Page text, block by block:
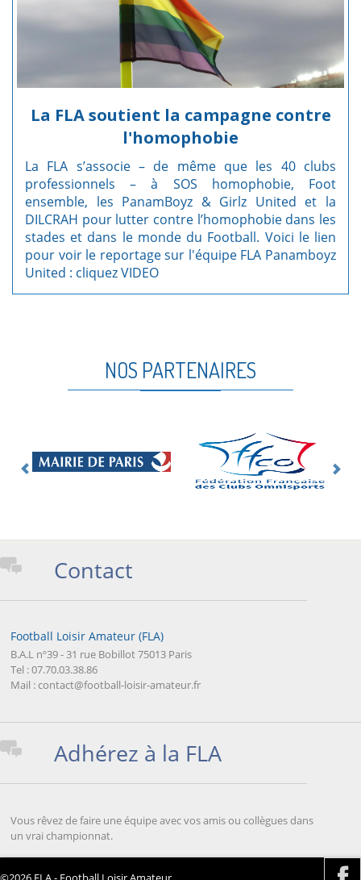
La FLA soutient la campagne contre
l'homophobie
La FLA s’associe – de même que les 40 clubs
professionnels – à SOS homophobie, Foot
ensemble, les PanamBoyz & Girlz United et la
DILCRAH pour lutter contre l’homophobie dans les
stades et dans le monde du Football. Voici le lien
pour voir le reportage sur l'équipe FLA Panamboyz
United : cliquezVIDEO
NOS PARTENAIRES
Contact
Football Loisir Amateur (FLA)
B.A.L nº39 - 31 rue Bobillot 75013 Paris
Tel : 07.70.03.38.86
Mail : contact@football-loisir-amateur.fr
Adhérez à la FLA
Vous rêvez de faire une équipe avec vos amis ou collègues dans
un vrai championnat.